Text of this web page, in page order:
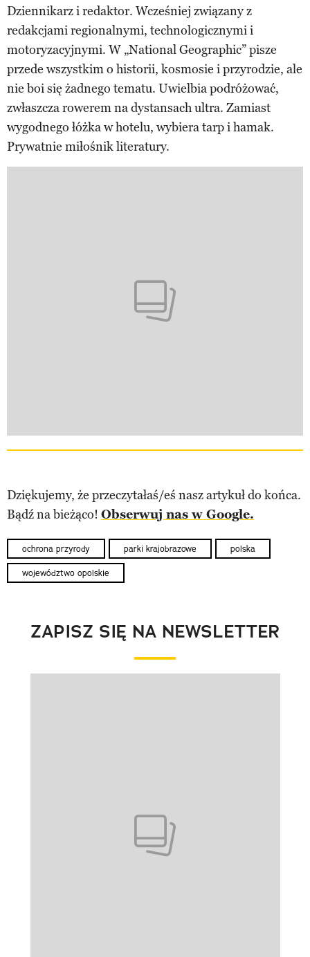
Dziennikarz i redaktor. Wcześniej związany z
redakcjami regionalnymi, technologicznymi i
motoryzacyjnymi. W „National Geographic” pisze
przede wszystkim o historii, kosmosie i przyrodzie, ale
nie boi się żadnego tematu. Uwielbia podróżować,
zwłaszcza rowerem na dystansach ultra. Zamiast
wygodnego łóżka w hotelu, wybiera tarp i hamak.
Prywatnie miłośnik literatury.
Dziękujemy, że przeczytałaś/eś nasz artykuł do końca.
Bądź na bieżąco! Obserwuj nas w Google.
ochrona przyrody parki krajobrazowe polska
województwo opolskie
ZAPISZ SIĘ NA NEWSLETTER